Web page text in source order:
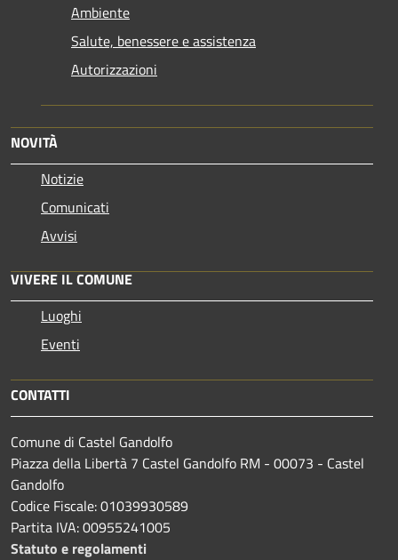
Ambiente
Salute, benessere e assistenza
Autorizzazioni
NOVITÀ
Notizie
Comunicati
Avvisi
VIVERE IL COMUNE
Luoghi
Eventi
CONTATTI
Comune di Castel Gandolfo
Piazza della Libertà 7 Castel Gandolfo RM - 00073 - Castel
Gandolfo
Codice Fiscale: 01039930589
Partita IVA: 00955241005
Statuto e regolamenti